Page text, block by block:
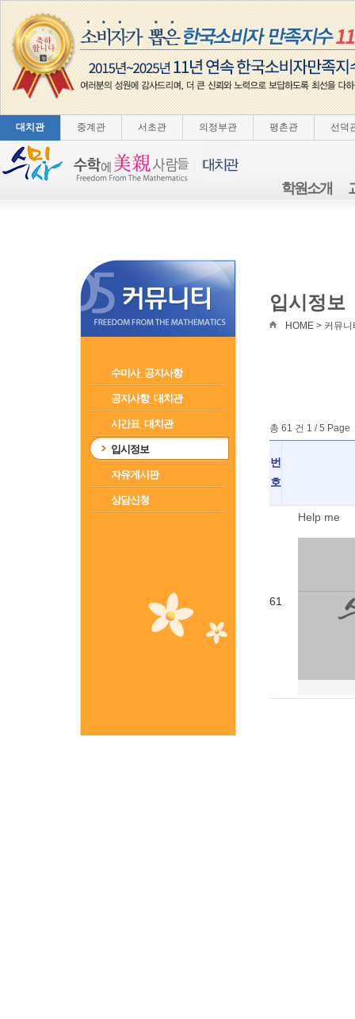
대치관 중계관 서초관 의정부관 평촌관 선덕
학원소개
수미사_공지사항
공지사항_대치관
시간표_대치관
입시정보
자유게시판
상담신청
입시정보
HOME > 커뮤
총 61 건 1 / 5 Page
번
호
61
Help me